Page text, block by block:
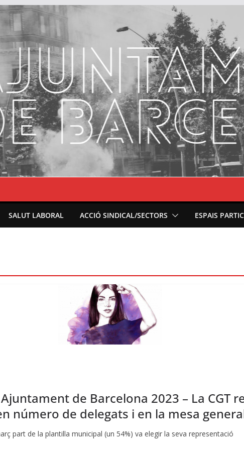
SALUT LABORAL ACCIÓ SINDICAL/SECTORS ESPAIS
de Barcelona 2023 – La CGT
número de delegats i en la mesa
part de la plantilla municipal (un 54%) va elegir la seva representació